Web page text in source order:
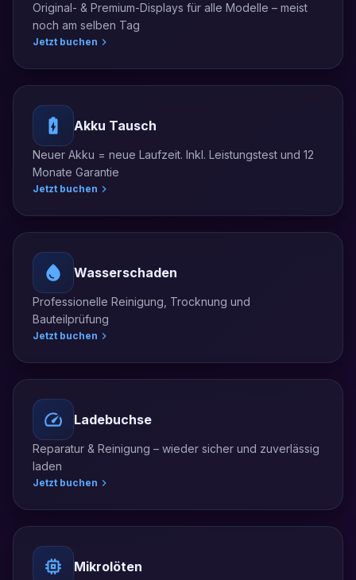
Original- & Premium-Displays für alle Modelle – meist
noch am selben Tag
Jetzt buchen
Akku Tausch
Neuer Akku = neue Laufzeit. Inkl. Leistungstest und 12
Monate Garantie
Jetzt buchen
Wasserschaden
Professionelle Reinigung, Trocknung und
Bauteilprüfung
Jetzt buchen
Ladebuchse
Reparatur & Reinigung – wieder sicher und zuverlässig
laden
Jetzt buchen
Mikrolöten